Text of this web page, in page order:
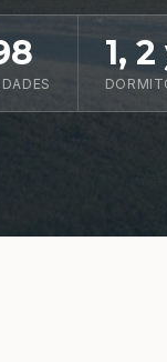
1,